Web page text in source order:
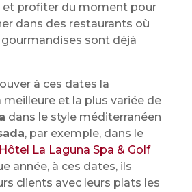
et profiter du moment pour
dans des restaurants où
sont déjà
à ces dates la
et la plus variée de
dans le style méditerranéen
, par exemple, dans le
La Laguna Spa & Golf
année, à ces dates, ils
clients avec leurs plats les